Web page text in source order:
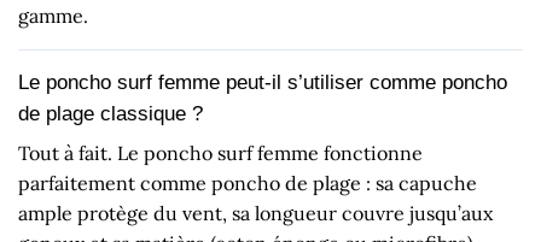
gamme.
Le poncho surf femme peut-il s’utiliser comme poncho
de plage classique ?
Tout à fait. Le poncho surf femme fonctionne
parfaitement comme poncho de plage : sa capuche
ample protège du vent, sa longueur couvre jusqu’aux